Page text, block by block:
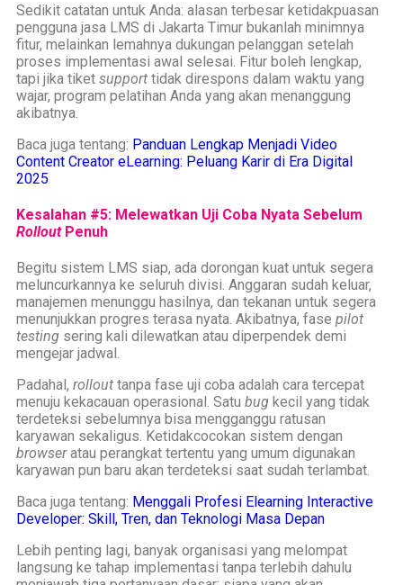
Sedikit catatan untuk Anda: alasan terbesar ketidakpuasan
pengguna jasa LMS di Jakarta Timur bukanlah minimnya
fitur, melainkan lemahnya dukungan pelanggan setelah
proses implementasi awal selesai. Fitur boleh lengkap,
tapi jika tiket support tidak direspons dalam waktu yang
wajar, program pelatihan Anda yang akan menanggung
akibatnya.
Baca juga tentang: Panduan Lengkap Menjadi Video
Content Creator eLearning: Peluang Karir di Era Digital
2025
Kesalahan #5: Melewatkan Uji Coba Nyata Sebelum
RolloutPenuh
Begitu sistem LMS siap, ada dorongan kuat untuk segera
meluncurkannya ke seluruh divisi. Anggaran sudah keluar,
manajemen menunggu hasilnya, dan tekanan untuk segera
menunjukkan progres terasa nyata. Akibatnya, fase pilot
testing sering kali dilewatkan atau diperpendek demi
mengejar jadwal.
Padahal, rollout tanpa fase uji coba adalah cara tercepat
menuju kekacauan operasional. Satu bug kecil yang tidak
terdeteksi sebelumnya bisa mengganggu ratusan
karyawan sekaligus. Ketidakcocokan sistem dengan
browseratau perangkat tertentu yang umum digunakan
karyawan pun baru akan terdeteksi saat sudah terlambat.
Baca juga tentang: Menggali Profesi Elearning Interactive
Developer: Skill, Tren, dan Teknologi Masa Depan
Lebih penting lagi, banyak organisasi yang melompat
langsung ke tahap implementasi tanpa terlebih dahulu